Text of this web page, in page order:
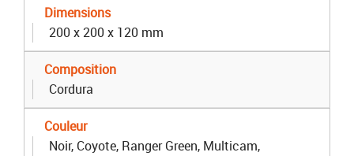
Dimensions
200 x 200 x 120 mm
Composition
Cordura
Couleur
Noir, Coyote, Ranger Green, Multicam,